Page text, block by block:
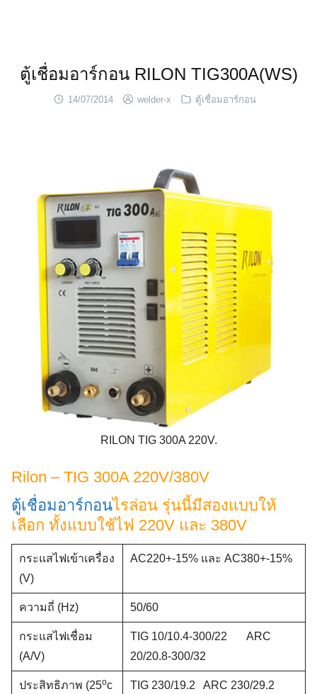
ตู้เชื่อมอาร์กอน RILON TIG300A(WS)
14/07/2014 welder-x ตู้เชื่อมอาร์กอน
RILON TIG 300A 220V.
Rilon – TIG 300A 220V/380V
ตู้เชื่อมอาร์กอนไรล่อน รุ่นนี้มีสองแบบให้
เลือก ทั้งแบบใช้ไฟ 220V และ 380V
กระแสไฟเข้าเครื่อง
(V)
AC220+-15% และ AC380+-15%
ความถี่ (Hz) 50/60
กระแสไฟเชื่อม
(A/V)
TIG 10/10.4-300/22 ARC
20/20.8-300/32
ประสิทธิภาพ (25oc
TIG 230/19.2 ARC 230/29.2